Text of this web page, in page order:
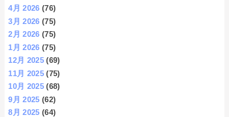
4月 2026 (76)
3月 2026 (75)
2月 2026 (75)
1月 2026 (75)
12月 2025 (69)
11月 2025 (75)
10月 2025 (68)
9月 2025 (62)
8月 2025 (64)